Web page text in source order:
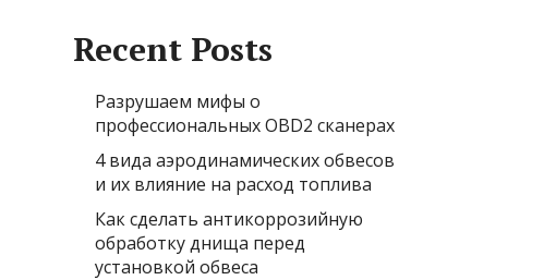
Recent Posts
Разрушаем мифы о
профессиональных OBD2 сканерах
4 вида аэродинамических обвесов
и их влияние на расход топлива
Как сделать антикоррозийную
обработку днища перед
установкой обвеса